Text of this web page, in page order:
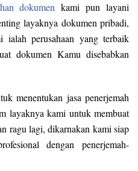
dokumen kami pun layani
layaknya dokumen pribadi,
ialah perusahaan yang terbaik
dokumen Kamu disebabkan
menentukan jasa penerjemah
layaknya kami untuk membuat
ragu lagi, dikarnakan kami siap
dengan penerjemah-